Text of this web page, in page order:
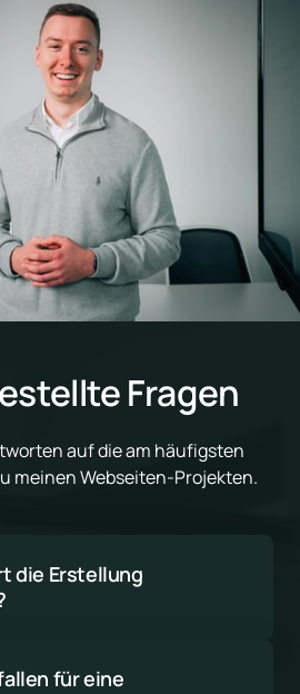
Fragen
auf die am häufigsten
meinen Webseiten-Projekten.
die Erstellung
6 Wochen fertig sein,
für eine